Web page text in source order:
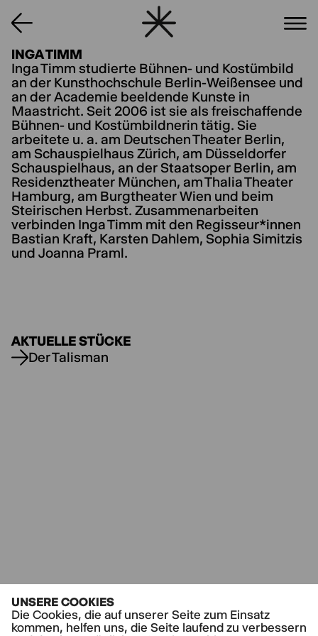
UNSERE COOKIES
Die Cookies, die auf unserer Seite zum Einsatz
kommen, helfen uns, die Seite laufend zu verbessern
INGA TIMM
Inga Timm studierte Bühnen- und Kostümbild
an der Kunsthochschule Berlin-Weißensee und
an der Academie beeldende Kunste in
Maastricht. Seit 2006 ist sie als freischaffende
Bühnen- und Kostümbildnerin tätig. Sie
arbeitete u. a. am Deutschen Theater Berlin,
am Schauspielhaus Zürich, am Düsseldorfer
Schauspielhaus, an der Staatsoper Berlin, am
Residenztheater München, am Thalia Theater
Hamburg, am Burgtheater Wien und beim
Steirischen Herbst. Zusammenarbeiten
verbinden Inga Timm mit den Regisseur*innen
Bastian Kraft, Karsten Dahlem, Sophia Simitzis
und Joanna Praml.
AKTUELLE STÜCKE
Der Talisman